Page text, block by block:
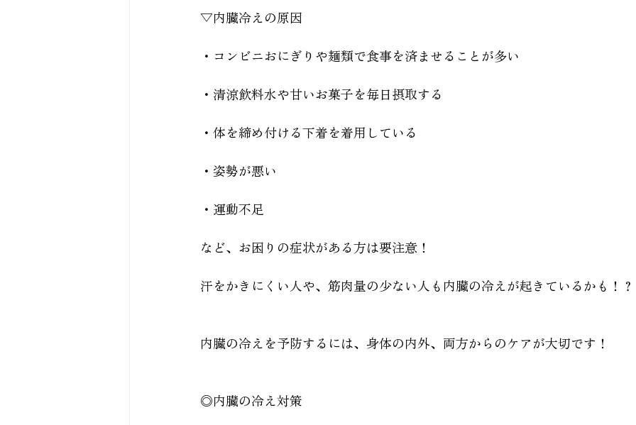
▽内臓冷えの原因
・コンビニおにぎりや麺類で食事を済ませることが多い
・清涼飲料水や甘いお菓子を毎日摂取する
・体を締め付ける下着を着用している
・姿勢が悪い
・運動不足
など、お困りの症状がある方は要注意！
汗をかきにくい人や、筋肉量の少ない人も内臓の冷えが起きているかも！？
内臓の冷えを予防するには、身体の内外、両方からのケアが大切です！
◎内臓の冷え対策